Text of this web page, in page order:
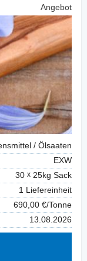
Angebot
/ Ölsaaten
EXW
30
25kg Sack
1 Liefereinheit
690,00 €/Tonne
13.08.2026